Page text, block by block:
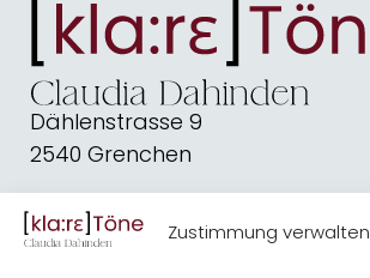
Zustimmung verwalten
Dählenstrasse 9
2540 Grenchen
dahindenbooks@quickline.ch
Schreiben